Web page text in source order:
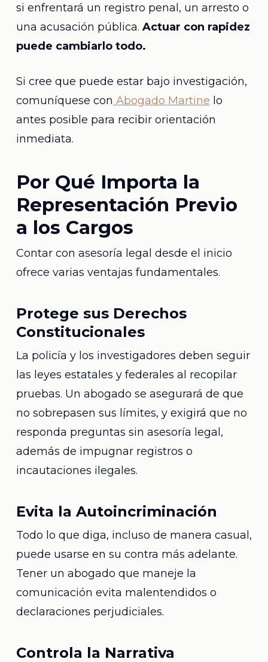
si enfrentará un registro penal, un arresto o
una acusación pública. Actuar con rapidez
puede cambiarlo todo.
Si cree que puede estar bajo investigación,
comuníquese con Abogado Martine lo
antes posible para recibir orientación
inmediata.
Por Qué Importa la
Representación Previo
a los Cargos
Contar con asesoría legal desde el inicio
ofrece varias ventajas fundamentales.
Protege sus Derechos
Constitucionales
La policía y los investigadores deben seguir
las leyes estatales y federales al recopilar
pruebas. Un abogado se asegurará de que
no sobrepasen sus límites, y exigirá que no
responda preguntas sin asesoría legal,
además de impugnar registros o
incautaciones ilegales.
Evita la Autoincriminación
Todo lo que diga, incluso de manera casual,
puede usarse en su contra más adelante.
Tener un abogado que maneje la
comunicación evita malentendidos o
declaraciones perjudiciales.
Controla la Narrativa